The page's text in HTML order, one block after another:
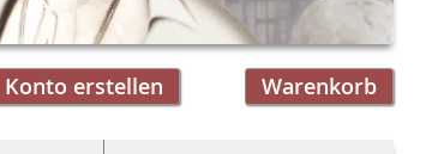
Warenkorb
Konto erstellen